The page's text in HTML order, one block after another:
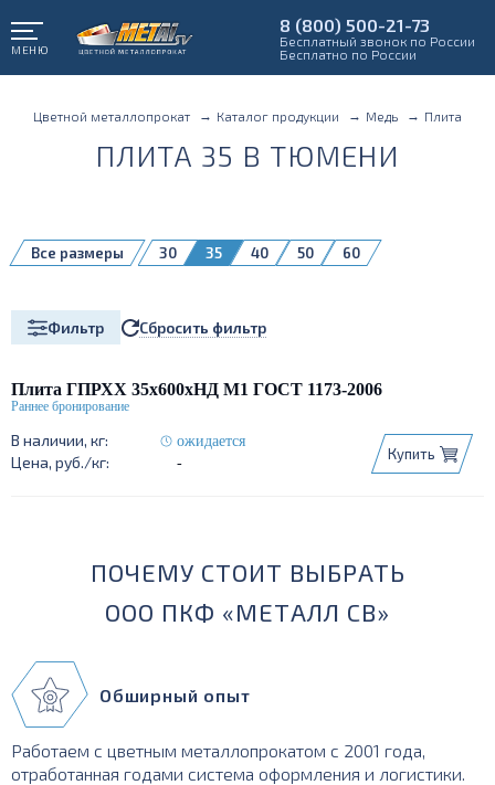
МЕНЮ
8 (800) 500-21-73
Бесплатный звонок по России
Бесплатно по России
Цветной металлопрокат Каталог продукции Медь Плита
ПЛИТА 35 В ТЮМЕНИ
30 35 40 50
60
Все размеры
Фильтр Сбросить фильтр
Плита ГПРХХ 35х600хНД М1 ГОСТ 1173-2006
ожидается
-
Купить
ПОЧЕМУ СТОИТ ВЫБРАТЬ
ООО ПКФ «МЕТАЛЛ СВ»
Обширный опыт
Работаем с цветным металлопрокатом с 2001 года,
отработанная годами система оформления и логистики.